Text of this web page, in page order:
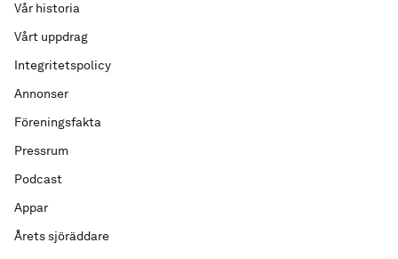
Vår historia
Vårt uppdrag
Integritetspolicy
Annonser
Föreningsfakta
Pressrum
Podcast
Appar
Årets sjöräddare